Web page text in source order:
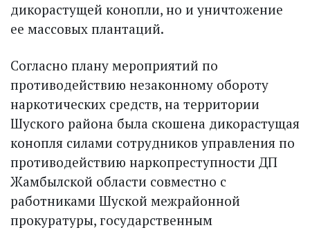
дикорастущей конопли, но и уничтожение
ее массовых плантаций.
Согласно плану мероприятий по
противодействию незаконному обороту
наркотических средств, на территории
Шуского района была скошена дикорастущая
конопля силами сотрудников управления по
противодействию наркопреступности ДП
Жамбылской области совместно с
работниками Шуской межрайонной
прокуратуры, государственным